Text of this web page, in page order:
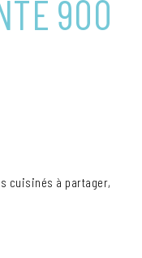
900
cuisinés à partager,